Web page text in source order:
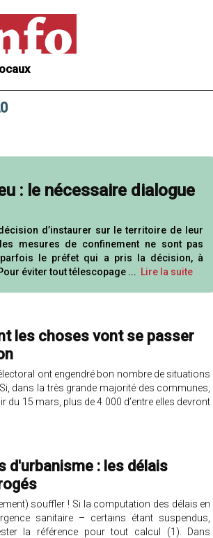
: le nécessaire dialogue
d’instaurer sur le territoire de leur
mesures de confinement ne sont pas
parfois le préfet qui a pris la décision, à
éviter tout télescopage ... Lire la suite
les choses vont se passer
ont engendré bon nombre de situations
dans la très grande majorité des communes,
du 15 mars, plus de 4 000 d’entre elles devront
d'urbanisme : les délais
souffler ! Si la computation des délais en
sanitaire – certains étant suspendus,
la référence pour tout calcul (1). Dans